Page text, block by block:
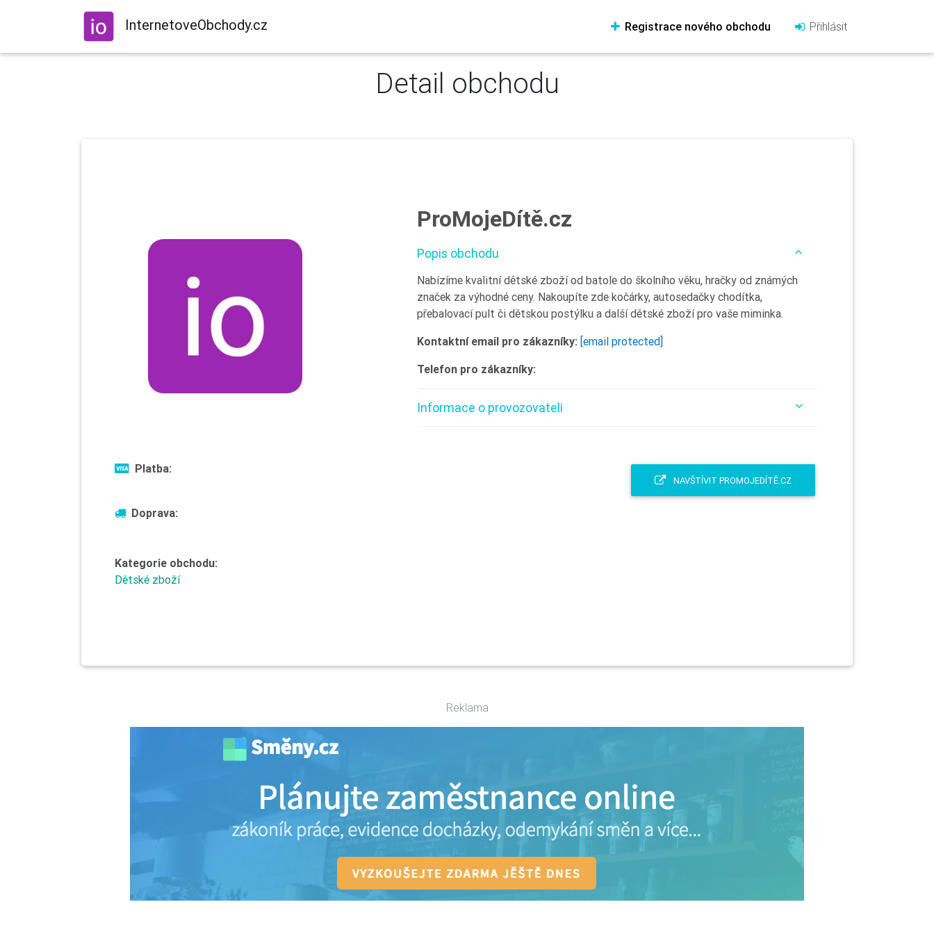
InternetoveObchody.cz Registrace nového obchodu Přihlásit
Detail obchodu
Platba:
Doprava:
Kategorie obchodu:
Dětské zboží
ProMojeDítě.cz
Popis obchodu
Nabízíme kvalitní dětské zboží od batole do školního věku, hračky od známých
značek za výhodné ceny. Nakoupíte zde kočárky, autosedačky chodítka,
přebalovací pult či dětskou postýlku a další dětské zboží pro vaše miminka.
Kontaktní email pro zákazníky: [email protected]
Telefon pro zákazníky:
Informace o provozovateli
NAVŠTÍVIT PROMOJEDÍTĚ.CZ
Reklama